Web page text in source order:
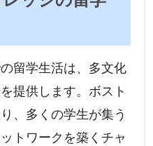
留学生活は、多文化
提供します。ボスト
、多くの学生が集う
トワークを築くチャ